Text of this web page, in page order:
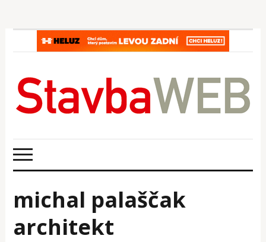
michal palaščak
architekt